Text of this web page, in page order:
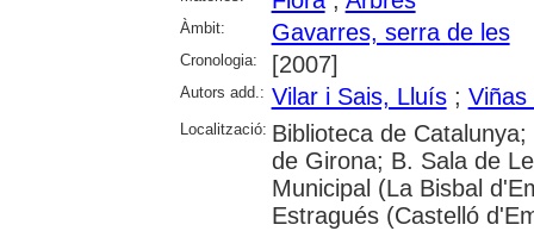
Àmbit: Gavarres, serra de les
Cronologia: [2007]
Autors add.: Vilar i Sais, Lluís; Viñas
Localització: Biblioteca de
de Girona; B. Sala de
Municipal (La Bisbal
Estragués (Castelló